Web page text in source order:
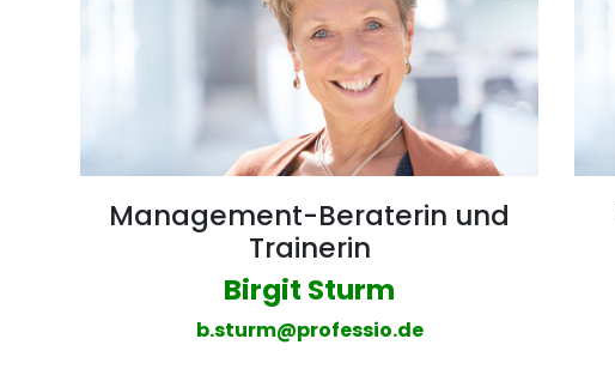
Management-Beraterin und
Trainerin
Birgit Sturm
b.sturm@professio.de